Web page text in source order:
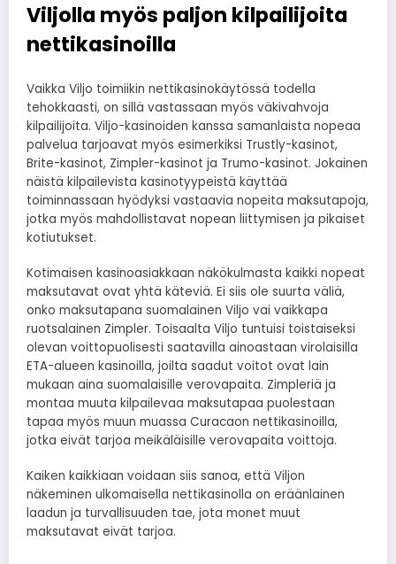
Viljolla myös paljon kilpailijoita
nettikasinoilla
Vaikka Viljo toimiikin nettikasinokäytössä todella
tehokkaasti, on sillä vastassaan myös väkivahvoja
kilpailijoita. Viljo-kasinoiden kanssa samanlaista nopeaa
palvelua tarjoavat myös esimerkiksi Trustly-kasinot,
Brite-kasinot, Zimpler-kasinot ja Trumo-kasinot. Jokainen
näistä kilpailevista kasinotyypeistä käyttää
toiminnassaan hyödyksi vastaavia nopeita maksutapoja,
jotka myös mahdollistavat nopean liittymisen ja pikaiset
kotiutukset.
Kotimaisen kasinoasiakkaan näkökulmasta kaikki nopeat
maksutavat ovat yhtä käteviä. Ei siis ole suurta väliä,
onko maksutapana suomalainen Viljo vai vaikkapa
ruotsalainen Zimpler. Toisaalta Viljo tuntuisi toistaiseksi
olevan voittopuolisesti saatavilla ainoastaan virolaisilla
ETA-alueen kasinoilla, joilta saadut voitot ovat lain
mukaan aina suomalaisille verovapaita. Zimpleriä ja
montaa muuta kilpailevaa maksutapaa puolestaan
tapaa myös muun muassa Curacaon nettikasinoilla,
jotka eivät tarjoa meikäläisille verovapaita voittoja.
Kaiken kaikkiaan voidaan siis sanoa, että Viljon
näkeminen ulkomaisella nettikasinolla on eräänlainen
laadun ja turvallisuuden tae, jota monet muut
maksutavat eivät tarjoa.